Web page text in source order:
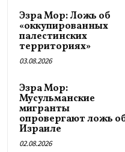
Эзра Мор: Ложь об
«оккупированных
палестинских
территориях»
03.08.2026
Эзра Мор:
Мусульманские
мигранты
опровергают ложь
Израиле
02.08.2026